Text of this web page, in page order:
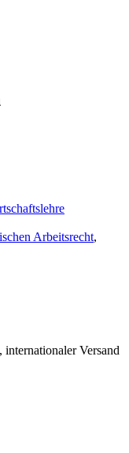
Arbeitsrecht,
internationaler Versand